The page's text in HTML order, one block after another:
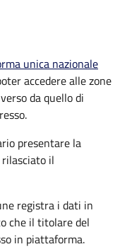
unica nazionale
accedere alle zone
da quello di
presentare la
rilasciato il
registra i dati in
che il titolare del
in piattaforma.